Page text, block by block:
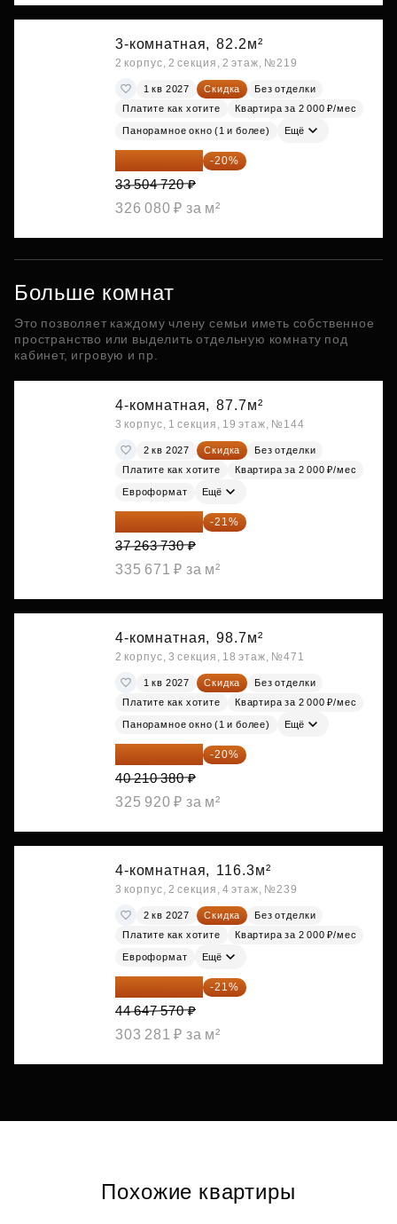
3-комнатная, 82.2м²
2 корпус, 2 секция, 2 этаж, №219
1 кв 2027 Скидка
Без отделки
Платите как хотите
Квартира за 2 000 ₽/мес
Панорамное окно (1 и более) Ещё
26 803 776 ₽ -20%
33 504 720 ₽
326 080 ₽ за м²
Больше комнат
Это позволяет каждому члену семьи иметь собственное
пространство или выделить отдельную комнату под
кабинет, игровую и пр.
4-комнатная, 87.7м²
3 корпус, 1 секция, 19 этаж, №144
2 кв 2027 Скидка
Без отделки
Платите как хотите
Квартира за 2 000 ₽/мес
Евроформат Ещё
29 438 347 ₽ -21%
37 263 730 ₽
335 671 ₽ за м²
4-комнатная, 98.7м²
2 корпус, 3 секция, 18 этаж, №471
1 кв 2027 Скидка
Без отделки
Платите как хотите
Квартира за 2 000 ₽/мес
Панорамное окно (1 и более) Ещё
32 168 304 ₽ -20%
40 210 380 ₽
325 920 ₽ за м²
4-комнатная, 116.3м²
3 корпус, 2 секция, 4 этаж, №239
2 кв 2027 Скидка
Без отделки
Платите как хотите
Квартира за 2 000 ₽/мес
Евроформат Ещё
35 271 580 ₽ -21%
44 647 570 ₽
303 281 ₽ за м²
Похожие квартиры